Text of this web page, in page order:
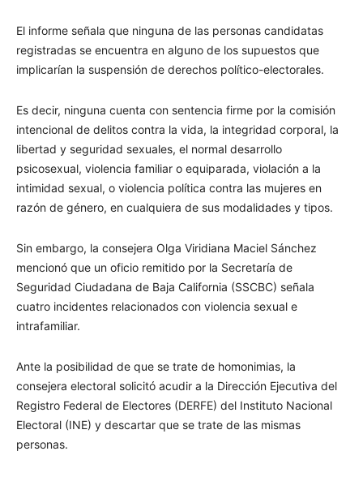
El informe señala que ninguna de las personas candidatas
registradas se encuentra en alguno de los supuestos que
implicarían la suspensión de derechos político-electorales.
Es decir, ninguna cuenta con sentencia firme por la comisión
intencional de delitos contra la vida, la integridad corporal, la
libertad y seguridad sexuales, el normal desarrollo
psicosexual, violencia familiar o equiparada, violación a la
intimidad sexual, o violencia política contra las mujeres en
razón de género, en cualquiera de sus modalidades y tipos.
Sin embargo, la consejera Olga Viridiana Maciel Sánchez
mencionó que un oficio remitido por la Secretaría de
Seguridad Ciudadana de Baja California (SSCBC) señala
cuatro incidentes relacionados con violencia sexual e
intrafamiliar.
Ante la posibilidad de que se trate de homonimias, la
consejera electoral solicitó acudir a la Dirección Ejecutiva del
Registro Federal de Electores (DERFE) del Instituto Nacional
Electoral (INE) y descartar que se trate de las mismas
personas.